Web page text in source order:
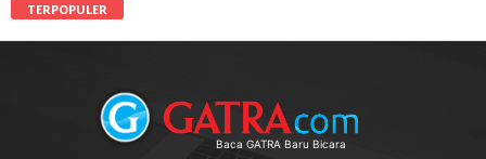
TERPOPULER
Baca GATRA Baru Bicara